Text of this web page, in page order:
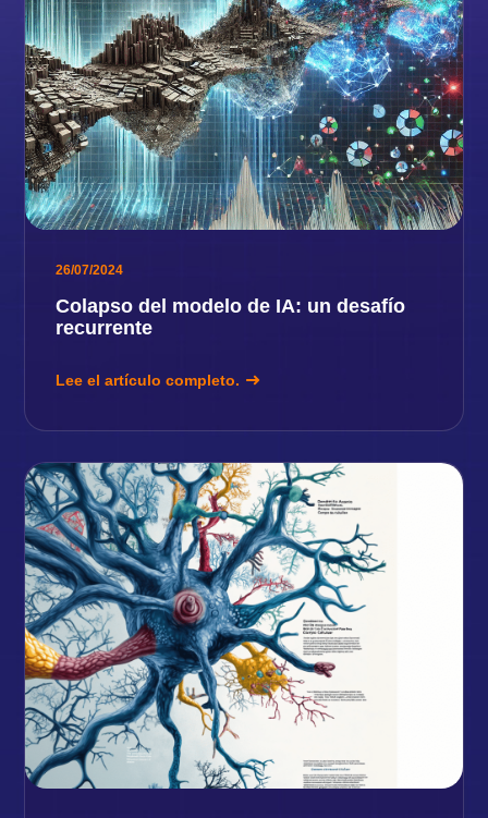
26/07/2024
Colapso del modelo de IA: un desafío
recurrente
Lee el artículo completo.